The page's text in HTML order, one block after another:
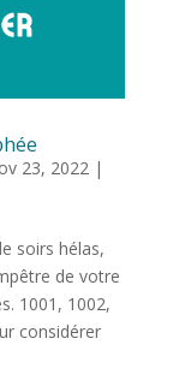
23, 2022|
soirs hélas,
de votre
1001, 1002,
considérer